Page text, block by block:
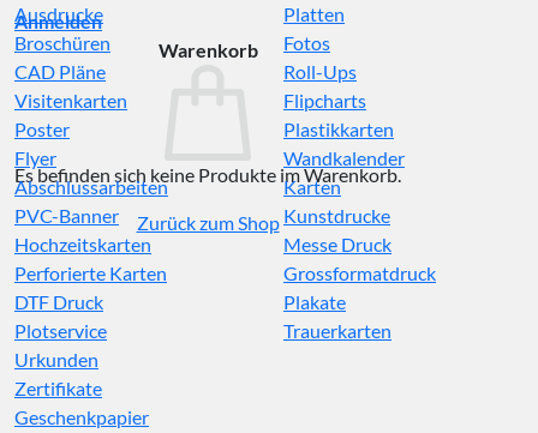
Anmelden
Warenkorb
Es befinden sich keine Produkte im Warenkorb.
Zurück zum Shop
Ausdrucke
Broschüren
CAD Pläne
Visitenkarten
Poster
Flyer
Abschlussarbeiten
PVC-Banner
Hochzeitskarten
Perforierte Karten
DTF Druck
Plotservice
Platten
Fotos
Roll-Ups
Flipcharts
Plastikkarten
Wandkalender
Karten
Kunstdrucke
Messe Druck
Grossformatdruck
Plakate
Trauerkarten
Urkunden
Zertifikate
Geschenkpapier